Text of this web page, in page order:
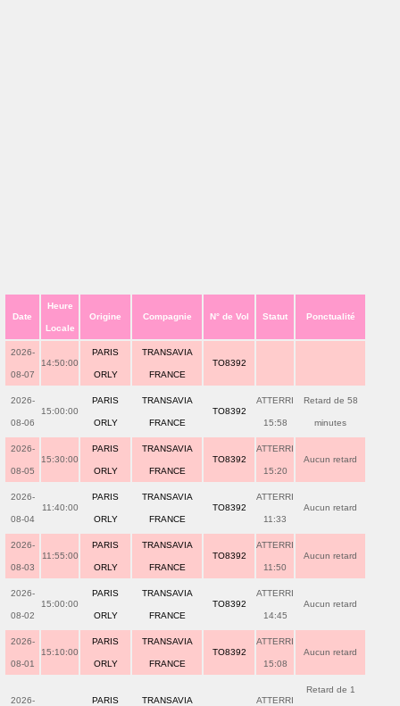
Date
Heure
Locale
Origine Compagnie N° de Vol Statut Ponctualité
2026-
08-07
14:50:00
PARIS
ORLY
TRANSAVIA
FRANCE
TO8392
2026-
08-06
15:00:00
PARIS
ORLY
TRANSAVIA
FRANCE
TO8392
ATTERRI
15:58
Retard de 58
minutes
2026-
08-05
15:30:00
PARIS
ORLY
TRANSAVIA
FRANCE
TO8392
ATTERRI
15:20
Aucun retard
2026-
08-04
11:40:00
PARIS
ORLY
TRANSAVIA
FRANCE
TO8392
ATTERRI
11:33
Aucun retard
2026-
08-03
11:55:00
PARIS
ORLY
TRANSAVIA
FRANCE
TO8392
ATTERRI
11:50
Aucun retard
2026-
08-02
15:00:00
PARIS
ORLY
TRANSAVIA
FRANCE
TO8392
ATTERRI
14:45
Aucun retard
2026-
08-01
15:10:00
PARIS
ORLY
TRANSAVIA
FRANCE
TO8392
ATTERRI
15:08
Aucun retard
2026- PARIS TRANSAVIA ATTERRI
Retard de 1